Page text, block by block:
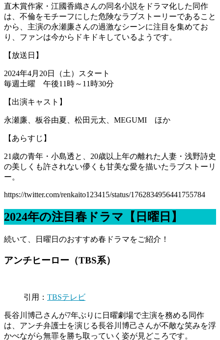
直木賞作家・江國香織さんの同名小説をドラマ化した同作
は、不倫をモチーフにした危険なラブストーリーであること
から、主演の永瀬廉さんの過激なシーンに注目を集めてお
り、ファンは今からドキドキしているようです。
【放送日】
2024年4月20日（土）スタート
毎週土曜 午後11時～11時30分
【出演キャスト】
永瀬廉、板谷由夏、松田元太、MEGUMI ほか
【あらすじ】
21歳の青年・小島透と、20歳以上年の離れた人妻・浅野詩史
の美しくも許されない儚くも甘美な愛を描いたラブストーリ
ー。
https://twitter.com/renkaito123415/status/1762834956441755784
2024年の注目春ドラマ【日曜日】
続いて、日曜日のおすすめ春ドラマをご紹介！
アンチヒーロー（TBS系）
引用： TBSテレビ
長谷川博己さんが7年ぶりに日曜劇場で主演を務める同作
は、アンチ弁護士を演じる長谷川博己さんが不敵な笑みを浮
かべながら無罪を勝ち取っていく姿が見どころです。